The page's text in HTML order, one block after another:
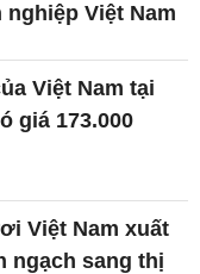
nghiệp Việt Nam
Việt Nam tại
giá 173.000
Việt Nam xuất
ngạch sang thị